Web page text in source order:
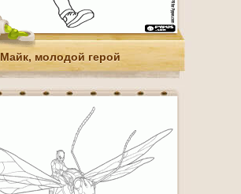
Майк, молодой герой